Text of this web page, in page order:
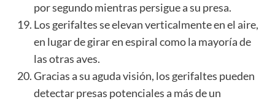
por segundo mientras persigue a su presa.
Los gerifaltes se elevan verticalmente en el aire,
en lugar de girar en espiral como la mayoría de
las otras aves.
Gracias a su aguda visión, los gerifaltes pueden
detectar presas potenciales a más de un